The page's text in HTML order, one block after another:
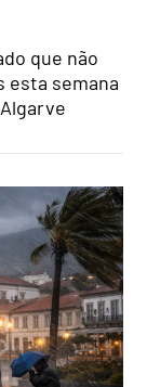
que não
esta semana